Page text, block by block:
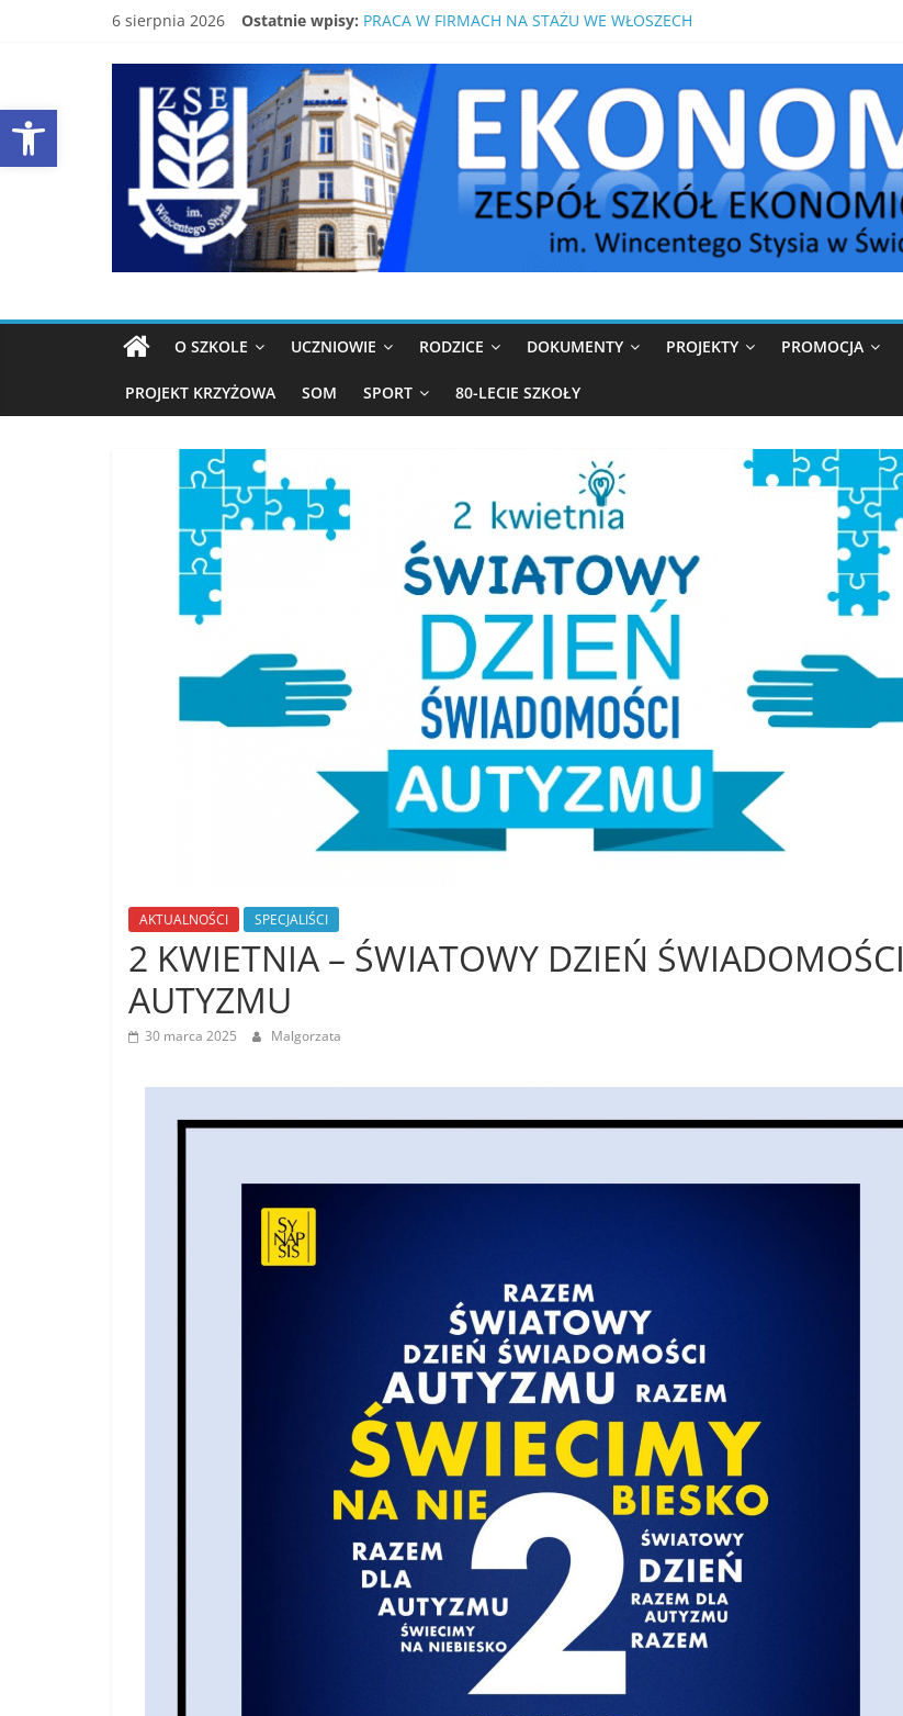
Open toolbar
6 sierpnia 2026 Ostatnie wpisy: PRACA W FIRMACH NA STAŻU WE WŁOSZECH
80-LECIE SZKOŁY
LISTA PODRĘCZNIKÓW W ROKU SZKOLNYM 2026/2027
EKONOMIK
ŚWIDNICA
Strona
ZSE
Świdnica
O SZKOLE UCZNIOWIE RODZICE DOKUMENTY PROJEKTY PROMOCJA
PROJEKT KRZYŻOWA SOM SPORT 80-LECIE SZKOŁY
AKTUALNOŚCI SPECJALIŚCI
2 KWIETNIA – ŚWIATOWY DZIEŃ ŚWIADOMOŚCI
AUTYZMU
30 marca 2025 Malgorzata